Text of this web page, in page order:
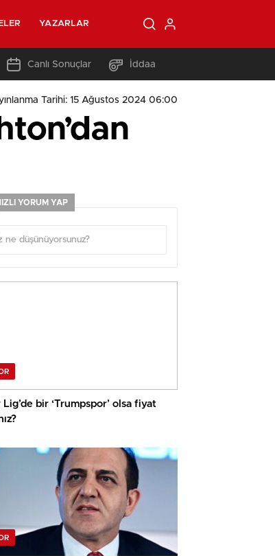
YAZARLAR
Canlı Sonuçlar İddaa
Tarihi: 15 Ağustos 2024 06:00
YORUM YAP
Lig’de bir ‘Trumpspor’ olsa fiyat